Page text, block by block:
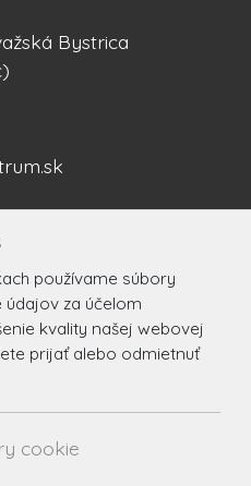
používame súbory
za účelom
kvality našej webovej
prijať alebo odmietnuť
cookie
Bystrica
+421 917 450 666
s.r.o., Všetky práva